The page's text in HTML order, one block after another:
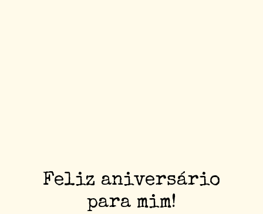
Feliz aniversário
para mim!